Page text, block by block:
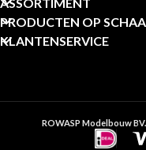
ASSORTIMENT
PRODUCTEN OP
KLANTENSERVICE
ROWASP Modelbouw BV.